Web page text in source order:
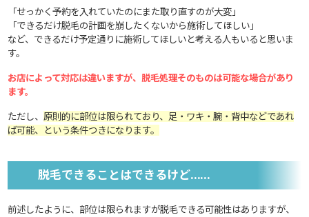
「せっかく予約を入れていたのにまた取り直すのが大変」
「できるだけ脱毛の計画を崩したくないから施術してほしい」
など、できるだけ予定通りに施術してほしいと考える人もいると思いま
す。
お店によって対応は違いますが、脱毛処理そのものは可能な場合があり
ます。
ただし、 原則的に部位は限られており、足・ワキ・腕・背中などであれ
ば可能、という条件つきになります。
脱毛できることはできるけど……
前述したように、部位は限られますが脱毛できる可能性はありますが、